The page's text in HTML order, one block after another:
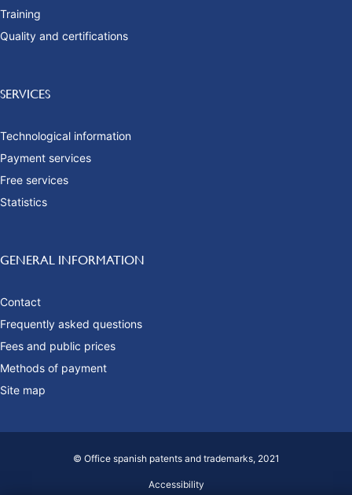
Training
Quality and certifications
SERVICES
Technological information
Payment services
Free services
Statistics
GENERAL INFORMATION
Contact
Frequently asked questions
Fees and public prices
Methods of payment
Site map
© Office spanish patents and trademarks, 2021
Accessibility